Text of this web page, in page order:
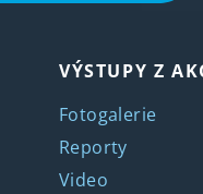
VÝSTUPY Z
Fotogalerie
Reporty
Video